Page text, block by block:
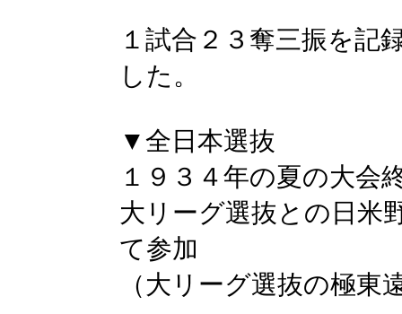
１試合２３奪三振を記
した。
▼全日本選抜
１９３４年の夏の大会
大リーグ選抜との日米
て参加
（大リーグ選抜の極東